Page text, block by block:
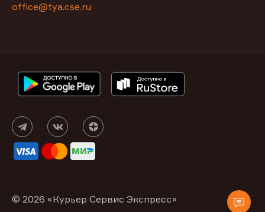
office@tya.cse.ru
© 2026 «Курьер Сервис Экспресс»